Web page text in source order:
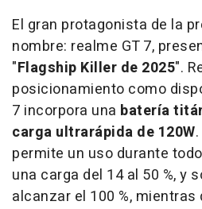
El gran protagonista de la
nombre: realme GT 7,
"Flagship Killer de 2025".
posicionamiento como
7 incorpora una batería
carga ultrarápida de 120W
permite un uso durante
una carga del 14 al 50 %, y
alcanzar el 100 %, mientras